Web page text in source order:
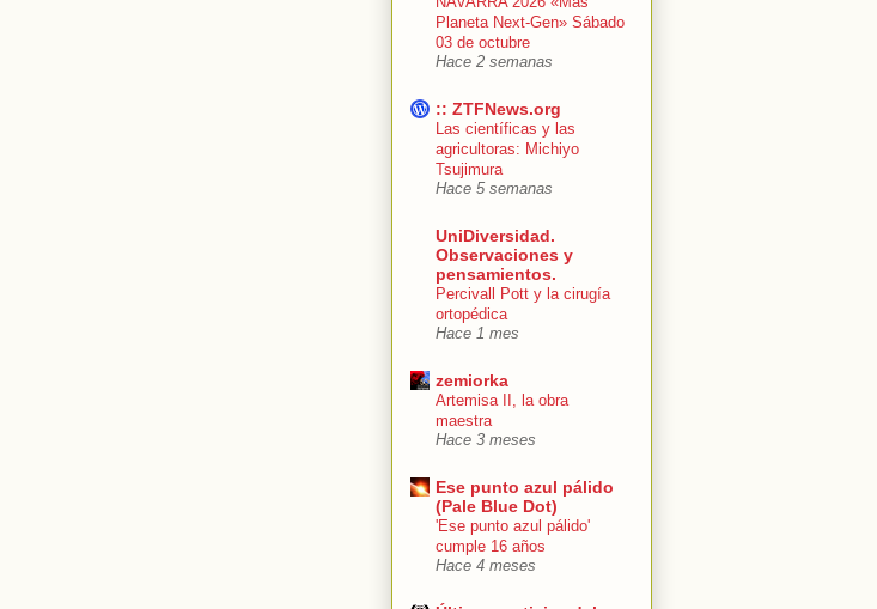
Planeta Next-Gen» Sábado
03 de octubre
Hace 2 semanas
:: ZTFNews.org
Las científicas y las
agricultoras: Michiyo
Tsujimura
Hace 5 semanas
UniDiversidad.
Observaciones y
pensamientos.
Percivall Pott y la cirugía
ortopédica
Hace 1 mes
zemiorka
Artemisa II, la obra
maestra
Hace 3 meses
Ese punto azul pálido
(Pale Blue Dot)
'Ese punto azul pálido'
cumple 16 años
Hace 4 meses